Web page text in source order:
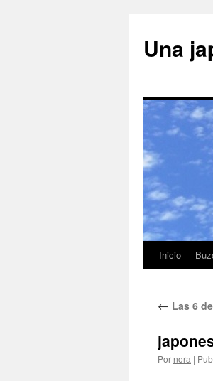
Una
Inicio
← Las 6
Por nora |